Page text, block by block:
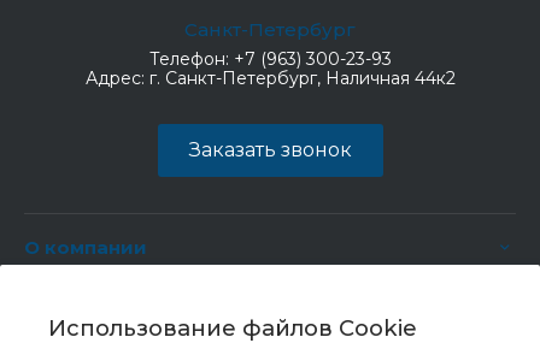
Использование файлов Cookie
Санкт-Петербург
Телефон: +7 (963) 300-23-93
Адрес: г. Санкт-Петербург, Наличная 44к2
Заказать звонок
О компании
Услуги